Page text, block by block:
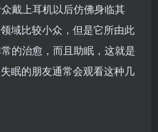
戴上耳机以后仿佛身临其
域比较小众，但是它所由此
的治愈，而且助眠，这就是
眠的朋友通常会观看这种几